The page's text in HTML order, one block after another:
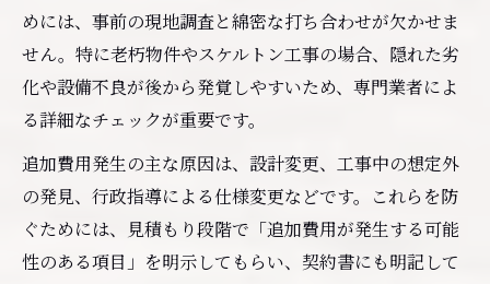
めには、事前の現地調査と綿密な打ち合わせが欠かせま
せん。特に老朽物件やスケルトン工事の場合、隠れた劣
化や設備不良が後から発覚しやすいため、専門業者によ
る詳細なチェックが重要です。
追加費用発生の主な原因は、設計変更、工事中の想定外
の発見、行政指導による仕様変更などです。これらを防
ぐためには、見積もり段階で「追加費用が発生する可能
性のある項目」を明示してもらい、契約書にも明記して